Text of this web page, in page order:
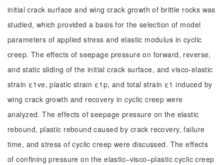
initial crack surface and wing crack growth of brittle rocks was
studied, which provided a basis for the selection of model
parameters of applied stress and elastic modulus in cyclic
creep. The effects of seepage pressure on forward, reverse,
and static sliding of the initial crack surface, and visco-elastic
strain ε1ve, plastic strain ε1p, and total strain ε1 induced by
wing crack growth and recovery in cyclic creep were
analyzed. The effects of seepage pressure on the elastic
rebound, plastic rebound caused by crack recovery, failure
time, and stress of cyclic creep were discussed. The effects
of confining pressure on the elastic–visco–plastic cyclic creep